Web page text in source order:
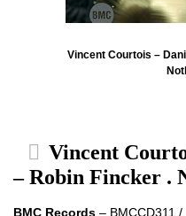
Vincent Courtois –
Vincent
– Robin Fincker .
BMC Records – BMCCD311